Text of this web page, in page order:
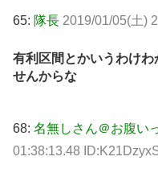
65: 隊長 2019/01/05(土)
有利区間とかいうわけ
せんからな
68: 名無しさん＠お腹い
01:38:13.48